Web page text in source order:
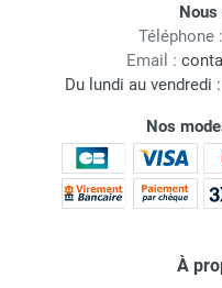
Téléphone :
Email :
Du lundi au vendredi
Nos
À